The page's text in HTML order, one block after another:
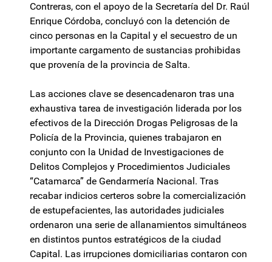
Contreras, con el apoyo de la Secretaría del Dr. Raúl
Enrique Córdoba, concluyó con la detención de
cinco personas en la Capital y el secuestro de un
importante cargamento de sustancias prohibidas
que provenía de la provincia de Salta.
Las acciones clave se desencadenaron tras una
exhaustiva tarea de investigación liderada por los
efectivos de la Dirección Drogas Peligrosas de la
Policía de la Provincia, quienes trabajaron en
conjunto con la Unidad de Investigaciones de
Delitos Complejos y Procedimientos Judiciales
“Catamarca” de Gendarmería Nacional. Tras
recabar indicios certeros sobre la comercialización
de estupefacientes, las autoridades judiciales
ordenaron una serie de allanamientos simultáneos
en distintos puntos estratégicos de la ciudad
Capital. Las irrupciones domiciliarias contaron con